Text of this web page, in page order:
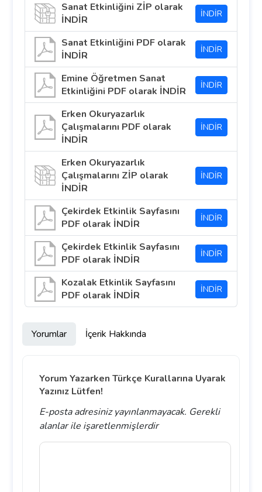
Sanat Etkinliğini ZİP olarak
İNDİR
İNDİR
Sanat Etkinliğini PDF olarak
İNDİR
İNDİR
Emine Öğretmen Sanat
Etkinliğini PDF olarak İNDİR
İNDİR
Erken Okuryazarlık
Çalışmalarını PDF olarak
İNDİR
İNDİR
Erken Okuryazarlık
Çalışmalarını ZİP olarak
İNDİR
İNDİR
Çekirdek Etkinlik Sayfasını
PDF olarak İNDİR
İNDİR
Çekirdek Etkinlik Sayfasını
PDF olarak İNDİR
İNDİR
Kozalak Etkinlik Sayfasını
PDF olarak İNDİR
İNDİR
Yorumlar İçerik Hakkında
Yorum Yazarken Türkçe Kurallarına Uyarak
Yazınız Lütfen!
E-posta adresiniz yayınlanmayacak. Gerekli
alanlarile işaretlenmişlerdir